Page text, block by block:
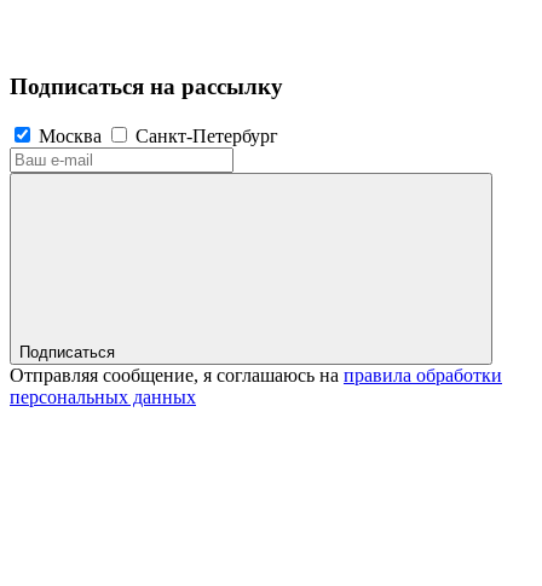
Подписаться на рассылку
Москва Санкт-Петербург
Подписаться
Отправляя сообщение, я соглашаюсь на правила обработки
персональных данных